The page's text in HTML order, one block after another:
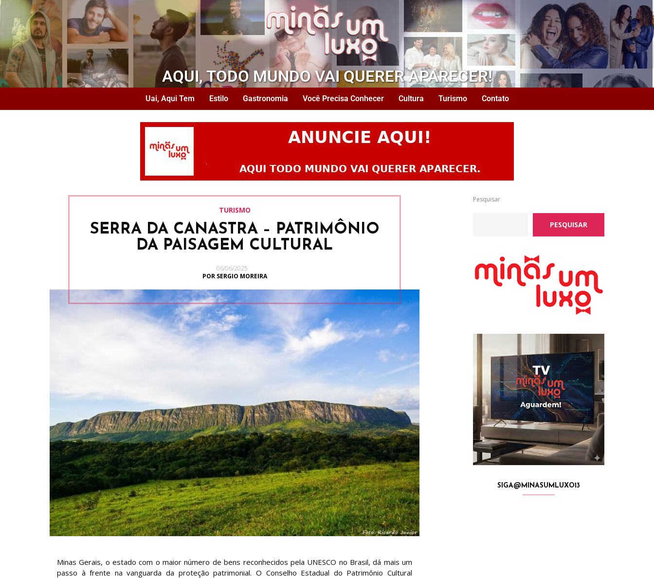
AQUI, TODO MUNDO VAI QUERER APARECER!
Uai, Aqui Tem Estilo Gastronomia Você Precisa Conhecer Cultura Turismo Contato
TURISMO
SERRA DA CANASTRA – PATRIMÔNIO
DA PAISAGEM CULTURAL
06/06/2025
POR SERGIO MOREIRA
Minas Gerais, o estado com o maior número de bens reconhecidos pela UNESCO no Brasil, dá mais um
passo à frente na vanguarda da proteção patrimonial. O Conselho Estadual do Patrimônio Cultural
Pesquisar
PESQUISAR
SIGA@MINASUMLUXO13